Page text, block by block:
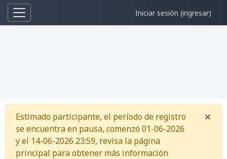
Pánel lateral
Iniciar sesión (ingresar)
Estimado participante, el período de registro
se encuentra en pausa, comenzó 01-06-2026
y el 14-06-2026 23:59, revisa la página
principal para obtener más información
×